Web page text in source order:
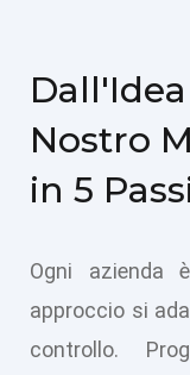
Nostro
in 5
Ogni azienda
approccio si
controllo.